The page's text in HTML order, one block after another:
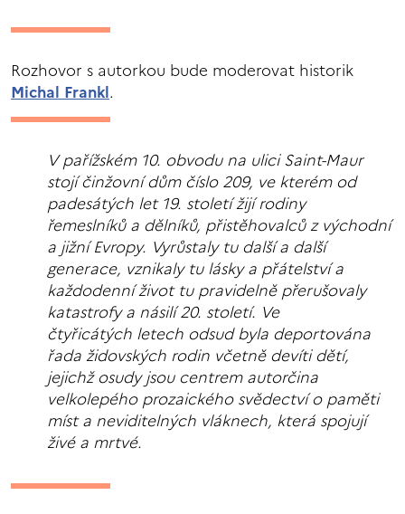
Rozhovor s autorkou bude moderovat historik
Michal Frankl.
V pařížském 10. obvodu na ulici Saint-Maur
stojí činžovní dům číslo 209, ve kterém od
padesátých let 19. století žijí rodiny
řemeslníků a dělníků, přistěhovalců z východní
a jižní Evropy. Vyrůstaly tu další a další
generace, vznikaly tu lásky a přátelství a
každodenní život tu pravidelně přerušovaly
katastrofy a násilí 20. století. Ve
čtyřicátých letech odsud byla deportována
řada židovských rodin včetně devíti dětí,
jejichž osudy jsou centrem autorčina
velkolepého prozaického svědectví o paměti
míst a neviditelných vláknech, která spojují
živé a mrtvé.